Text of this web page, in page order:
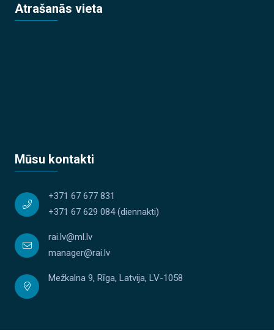
Atrašanās vieta
Mūsu kontakti
+371 67 677 831
+371 67 629 084(diennakti)
rai.lv@ml.lv
manager@rai.lv
Mežkalna 9, Rīga, Latvija, LV-1058